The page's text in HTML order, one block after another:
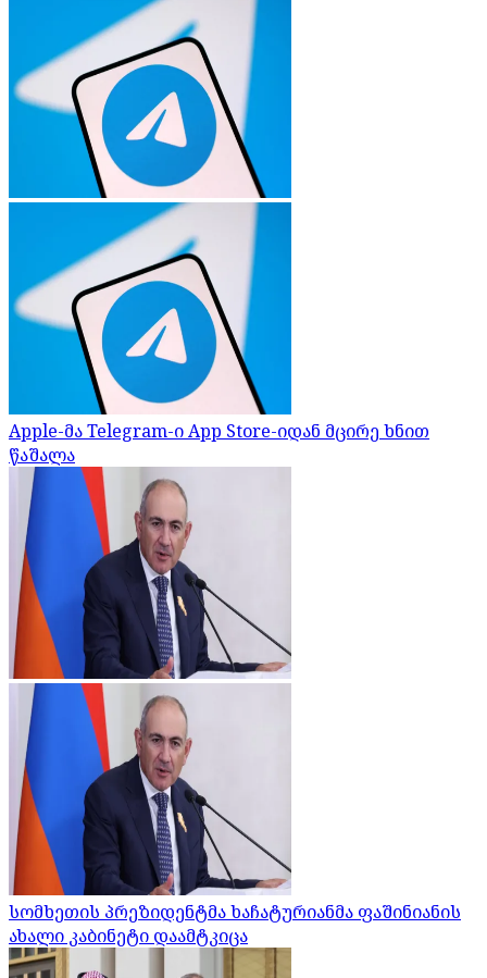
Apple-მა Telegram-ი App Store-იდან მცირე ხნით
წაშალა
სომხეთის პრეზიდენტმა ხაჩატურიანმა ფაშინიანის
ახალი კაბინეტი დაამტკიცა